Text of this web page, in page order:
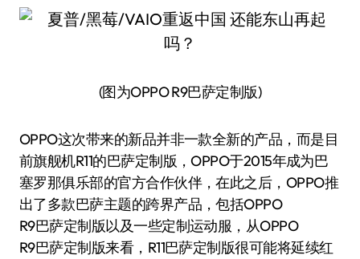
(图为OPPO R9巴萨定制版)
OPPO这次带来的新品并非一款全新的产品，而是目
前旗舰机R11的巴萨定制版，OPPO于2015年成为巴
塞罗那俱乐部的官方合作伙伴，在此之后，OPPO推
出了多款巴萨主题的跨界产品，包括OPPO
R9巴萨定制版以及一些定制运动服，从OPPO
R9巴萨定制版来看，R11巴萨定制版很可能将延续红